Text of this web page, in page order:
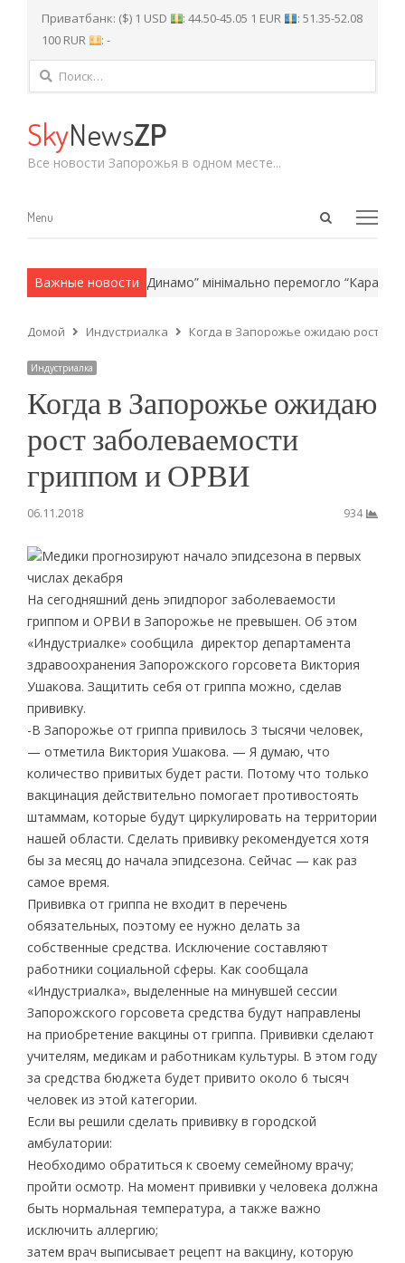
Приватбанк: ($) 1 USD : 44.50-45.05 1 EUR
: 51.35-52.08
100 RUR
: -
Найти:
SkyNewsZP
Все новости Запорожья в одном месте...
Open
Menu
Menu
Важные новости
методы. “Динамо” мінімально перемогло “Карабах” у
Домой Индустриалка Когда в Запорожье ожидаю рост
Индустриалка
Когда в Запорожье ожидаю
рост заболеваемости
гриппом и ОРВИ
06.11.2018 934
Медики прогнозируют начало эпидсезона в первых
числах декабря
На сегодняшний день эпидпорог заболеваемости
гриппом и ОРВИ в Запорожье не превышен. Об этом
«Индустриалке» сообщила директор департамента
здравоохранения Запорожского горсовета Виктория
Ушакова. Защитить себя от гриппа можно, сделав
прививку.
-В Запорожье от гриппа привилось 3 тысячи человек,
— отметила Виктория Ушакова. — Я думаю, что
количество привитых будет расти. Потому что только
вакцинация действительно помогает противостоять
штаммам, которые будут циркулировать на территории
нашей области. Сделать прививку рекомендуется хотя
бы за месяц до начала эпидсезона. Сейчас — как раз
самое время.
Прививка от гриппа не входит в перечень
обязательных, поэтому ее нужно делать за
собственные средства. Исключение составляют
работники социальной сферы. Как сообщала
«Индустриалка», выделенные на минувшей сессии
Запорожского горсовета средства будут направлены
на приобретение вакцины от гриппа. Прививки сделают
учителям, медикам и работникам культуры. В этом году
за средства бюджета будет привито около 6 тысяч
человек из этой категории.
Если вы решили сделать прививку в городской
амбулатории:
Необходимо обратиться к своему семейному врачу;
пройти осмотр. На момент прививки у человека должна
быть нормальная температура, а также важно
исключить аллергию;
затем врач выписывает рецепт на вакцину, которую